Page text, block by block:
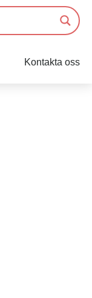
Kontakta oss